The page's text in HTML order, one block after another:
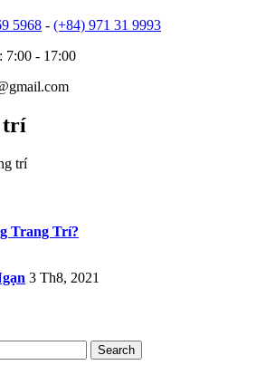
5968 - (+84) 971 31 9993
7:00 - 17:00
trí
trí
Trang Trí?
3 Th8, 2021